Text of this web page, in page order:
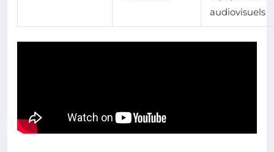
audiovisuels